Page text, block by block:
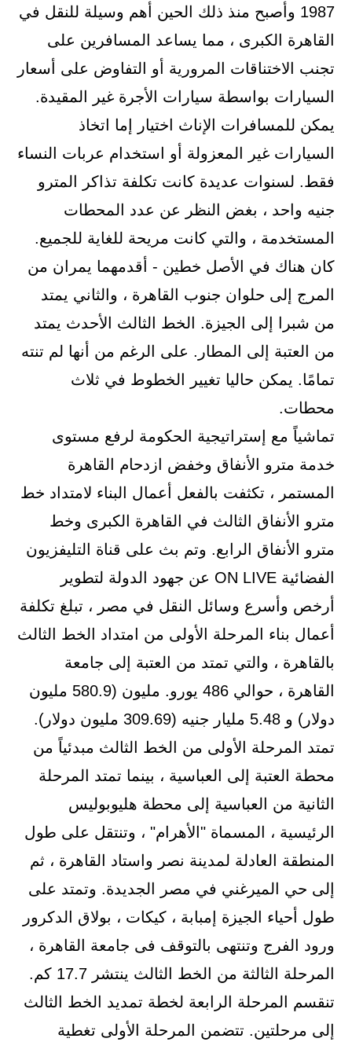
1987 وأصبح منذ ذلك الحين أهم وسيلة للنقل في
القاهرة الكبرى ، مما يساعد المسافرين على
تجنب الاختناقات المرورية أو التفاوض على أسعار
السيارات بواسطة سيارات الأجرة غير المقيدة.
يمكن للمسافرات الإناث اختيار إما اتخاذ
السيارات غير المعزولة أو استخدام عربات النساء
فقط. لسنوات عديدة كانت تكلفة تذاكر المترو
جنيه واحد ، بغض النظر عن عدد المحطات
المستخدمة ، والتي كانت مريحة للغاية للجميع.
كان هناك في الأصل خطين - أقدمهما يمران من
المرج إلى حلوان جنوب القاهرة ، والثاني يمتد
من شبرا إلى الجيزة. الخط الثالث الأحدث يمتد
من العتبة إلى المطار. على الرغم من أنها لم تنته
تمامًا. يمكن حاليا تغيير الخطوط في ثلاث
محطات.
تماشياً مع إستراتيجية الحكومة لرفع مستوى
خدمة مترو الأنفاق وخفض ازدحام القاهرة
المستمر ، تكثفت بالفعل أعمال البناء لامتداد خط
مترو الأنفاق الثالث في القاهرة الكبرى وخط
مترو الأنفاق الرابع. وتم بث على قناة التليفزيون
الفضائية ON LIVE عن جهود الدولة لتطوير
أرخص وأسرع وسائل النقل في مصر ، تبلغ تكلفة
أعمال بناء المرحلة الأولى من امتداد الخط الثالث
بالقاهرة ، والتي تمتد من العتبة إلى جامعة
القاهرة ، حوالي 486 يورو. مليون (580.9 مليون
دولار) و 5.48 مليار جنيه (309.69 مليون دولار).
تمتد المرحلة الأولى من الخط الثالث مبدئياً من
محطة العتبة إلى العباسية ، بينما تمتد المرحلة
الثانية من العباسية إلى محطة هليوبوليس
الرئيسية ، المسماة "الأهرام" ، وتنتقل على طول
المنطقة العادلة لمدينة نصر واستاد القاهرة ، ثم
إلى حي الميرغني في مصر الجديدة. وتمتد على
طول أحياء الجيزة إمبابة ، كيكات ، بولاق الدكرور
ورود الفرج وتنتهى بالتوقف فى جامعة القاهرة ،
المرحلة الثالثة من الخط الثالث ينتشر 17.7 كم.
تنقسم المرحلة الرابعة لخطة تمديد الخط الثالث
إلى مرحلتين. تتضمن المرحلة الأولى تغطية